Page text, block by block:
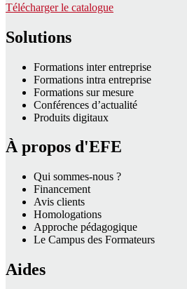
Télécharger le catalogue
Solutions
Formations inter entreprise
Formations intra entreprise
Formations sur mesure
Conférences d’actualité
Produits digitaux
À propos d'EFE
Qui sommes-nous ?
Financement
Avis clients
Homologations
Approche pédagogique
Le Campus des Formateurs
Aides